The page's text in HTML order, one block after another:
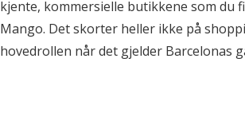
kjente, kommersielle butikkene som du
Mango. Det skorter heller ikke på
hovedrollen når det gjelder Barcelonas